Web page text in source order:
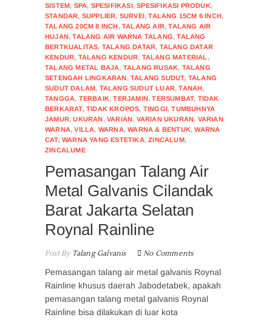
SISTEM, SPA, SPESIFIKASI,SPESIFIKASI PRODUK,
STANDAR, SUPPLIER, SURVEI,TALANG 15CM 6 INCH,
TALANG 20CM 8 INCH,TALANG AIR,TALANG AIR
HUJAN,TALANG AIR WARNA TALANG,TALANG
BERTKUALITAS, TALANG DATAR, TALANG DATAR
KENDUR, TALANG KENDUR, TALANG MATERIAL ,
TALANG METAL BAJA, TALANG RUSAK, TALANG
SETENGAH LINGKARAN,TALANG SUDUT, TALANG
SUDUT DALAM, TALANG SUDUT LUAR,TANAH,
TANGGA, TERBAIK,TERJAMIN,TERSUMBAT, TIDAK
BERKARAT,TIDAK KROPOS, TINGGI,TUMBUHNYA
JAMUR,UKURAN,VARIAN, VARIAN UKURAN, VARIAN
WARNA,VILLA, WARNA,WARNA & BENTUK,WARNA
CAT,WARNA YANG ESTETIKA,ZINCALUM,
ZINCALUME
Pemasangan Talang Air
Metal Galvanis Cilandak
Barat Jakarta Selatan
Roynal Rainline
Post ByTalang Galvanis No Comments
Pemasangan talang air metal galvanis Roynal
Rainline khusus daerah Jabodetabek, apakah
pemasangan talang metal galvanis Roynal
Rainline bisa dilakukan di luar kota